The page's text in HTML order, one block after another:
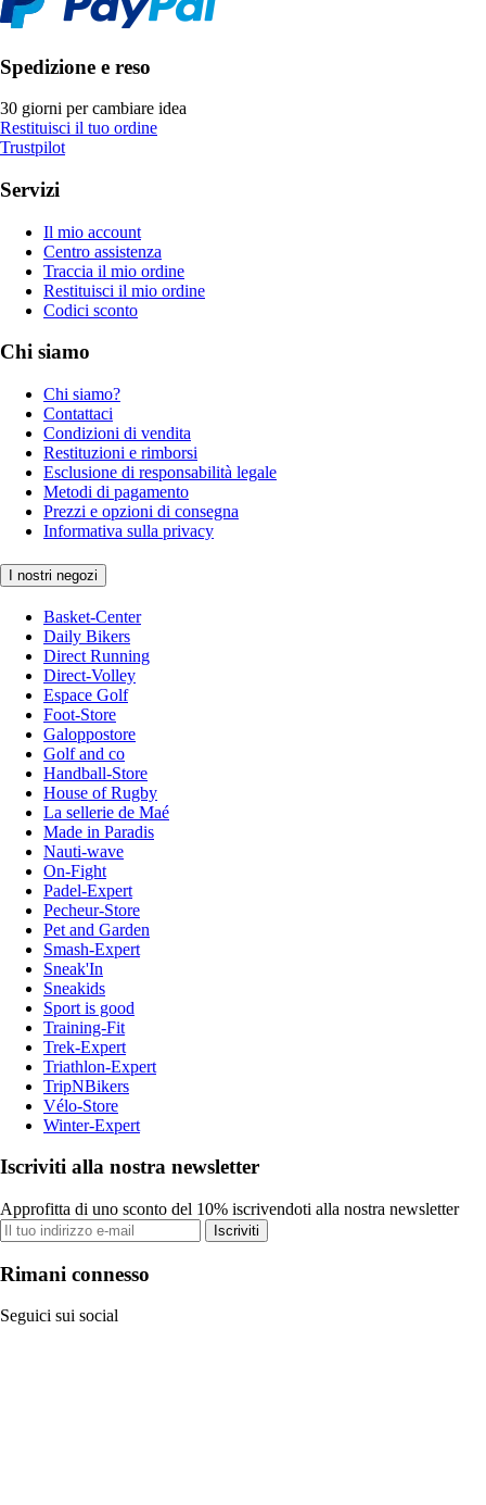
Spedizione e reso
30 giorni per cambiare idea
Restituisci il tuo ordine
Trustpilot
Servizi
Il mio account
Centro assistenza
Traccia il mio ordine
Restituisci il mio ordine
Codici sconto
Chi siamo
Chi siamo?
Contattaci
Condizioni di vendita
Restituzioni e rimborsi
Esclusione di responsabilità legale
Metodi di pagamento
Prezzi e opzioni di consegna
Informativa sulla privacy
I nostri negozi
Basket-Center
Daily Bikers
Direct Running
Direct-Volley
Espace Golf
Foot-Store
Galoppostore
Golf and co
Handball-Store
House of Rugby
La sellerie de Maé
Made in Paradis
Nauti-wave
On-Fight
Padel-Expert
Pecheur-Store
Pet and Garden
Smash-Expert
Sneak'In
Sneakids
Sport is good
Training-Fit
Trek-Expert
Triathlon-Expert
TripNBikers
Vélo-Store
Winter-Expert
Iscriviti alla nostra newsletter
Approfitta di uno sconto del 10% iscrivendoti alla nostra newsletter
Iscriviti
Rimani connesso
Seguici sui social